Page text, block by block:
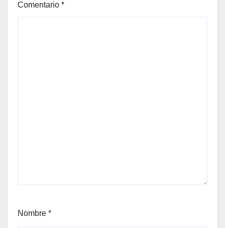
Comentario *
Nombre *